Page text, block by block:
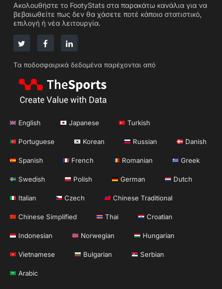
Ακολουθήστε το FootyStats στα παρακάτω κανάλια για να
βεβαιωθείτε πως δεν θα χάσετε ποτέ κάποιο στατιστικό,
επιλογή ή νέα λειτουργία.
Τα ποδοσφαιρικά δεδομένα παρέχονται από
English Japanese Turkish
Portuguese Korean Russian Danish
Spanish French Romanian Greek
Swedish Polish German Dutch
Italian Czech Chinese Traditional
Chinese Simplified Thai Croatian
Indonesian Norwegian Hungarian
Vietnamese Bulgarian Serbian
Arabic